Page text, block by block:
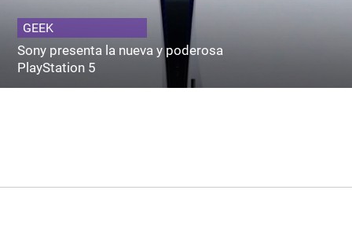
GEEK
Sony presenta la nueva y poderosa
PlayStation 5